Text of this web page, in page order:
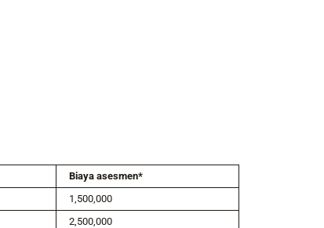
Biaya asesmen*
1,500,000
2,500,000